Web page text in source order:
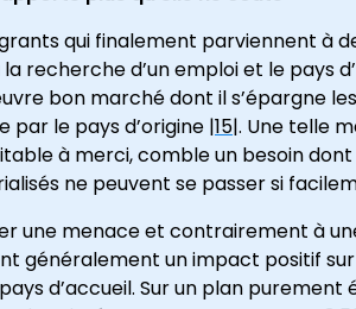
qui finalement parviennent à
recherche d’un emploi et le pays
bon marché dont il s’épargne
par le pays d’origine |15|. Une telle
à merci, comble un besoin
ne peuvent se passer si
une menace et contrairement à
généralement un impact positif
d’accueil. Sur un plan purement